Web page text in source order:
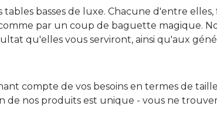
basses de luxe. Chacune d'entre
par un coup de baguette magique.
qu'elles vous serviront, ainsi qu'aux
compte de vos besoins en termes de
de nos produits est unique - vous ne